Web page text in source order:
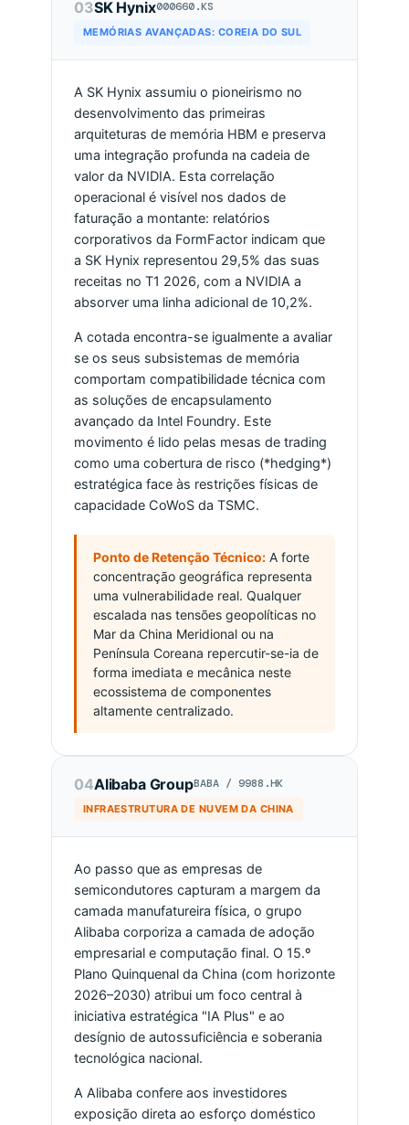
03SK Hynix000660.KS
MEMÓRIAS AVANÇADAS: COREIA DO SUL
A SK Hynix assumiu o pioneirismo no
desenvolvimento das primeiras
arquiteturas de memória HBM e preserva
uma integração profunda na cadeia de
valor da NVIDIA. Esta correlação
operacional é visível nos dados de
faturação a montante: relatórios
corporativos da FormFactor indicam que
a SK Hynix representou 29,5% das suas
receitas no T1 2026, com a NVIDIA a
absorver uma linha adicional de 10,2%.
A cotada encontra-se igualmente a avaliar
se os seus subsistemas de memória
comportam compatibilidade técnica com
as soluções de encapsulamento
avançado da Intel Foundry. Este
movimento é lido pelas mesas de trading
como uma cobertura de risco (*hedging*)
estratégica face às restrições físicas de
capacidade CoWoS da TSMC.
Ponto de Retenção Técnico:A forte
concentração geográfica representa
uma vulnerabilidade real. Qualquer
escalada nas tensões geopolíticas no
Mar da China Meridional ou na
Península Coreana repercutir-se-ia de
forma imediata e mecânica neste
ecossistema de componentes
altamente centralizado.
04Alibaba GroupBABA / 9988.HK
INFRAESTRUTURA DE NUVEM DA CHINA
Ao passo que as empresas de
semicondutores capturam a margem da
camada manufatureira física, o grupo
Alibaba corporiza a camada de adoção
empresarial e computação final. O 15.º
Plano Quinquenal da China (com horizonte
2026–2030) atribui um foco central à
iniciativa estratégica "IA Plus" e ao
desígnio de autossuficiência e soberania
tecnológica nacional.
A Alibaba confere aos investidores
exposição direta ao esforço doméstico